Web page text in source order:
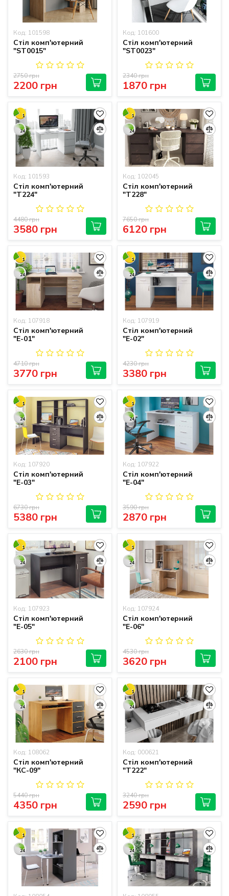
Код: 101598
Стіл комп'ютерний
"ST0015"
2200 грн
2750 грн
Код: 101600
Стіл комп'ютерний
"ST0023"
1870 грн
2340 грн
1
24
Код: 101593
Стіл комп'ютерний
"T224"
3580 грн
4480 грн
1
24
Код: 102045
Стіл комп'ютерний
"T228"
6120 грн
7650 грн
1
24
Код: 107918
Стіл комп'ютерний
"Е-01"
3770 грн
4710 грн
1
24
Код: 107919
Стіл комп'ютерний
"Е-02"
3380 грн
4230 грн
1
24
Код: 107920
Стіл комп'ютерний
"Е-03"
5380 грн
6730 грн
1
24
Код: 107922
Стіл комп'ютерний
"Е-04"
2870 грн
3590 грн
1
24
Код: 107923
Стіл комп'ютерний
"Е-05"
2100 грн
2630 грн
1
24
Код: 107924
Стіл комп'ютерний
"Е-06"
3620 грн
4530 грн
1
24
Код: 108062
Стіл комп'ютерний
"КС-09"
4350 грн
5440 грн
1
24
Код: 000621
Стіл комп'ютерний
"Т222"
2590 грн
3240 грн
1
24
1
24